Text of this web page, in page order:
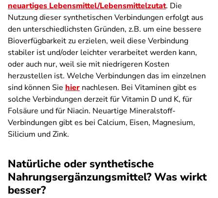
neuartiges Lebensmittel/Lebensmittelzutat. Die
Nutzung dieser synthetischen Verbindungen erfolgt aus
den unterschiedlichsten Gründen, z.B. um eine bessere
Bioverfügbarkeit zu erzielen, weil diese Verbindung
stabiler ist und/oder leichter verarbeitet werden kann,
oder auch nur, weil sie mit niedrigeren Kosten
herzustellen ist. Welche Verbindungen das im einzelnen
sind können Sie hier nachlesen. Bei Vitaminen gibt es
solche Verbindungen derzeit für Vitamin D und K, für
Folsäure und für Niacin. Neuartige Mineralstoff-
Verbindungen gibt es bei Calcium, Eisen, Magnesium,
Silicium und Zink.
Natürliche oder synthetische
Nahrungsergänzungsmittel? Was wirkt
besser?